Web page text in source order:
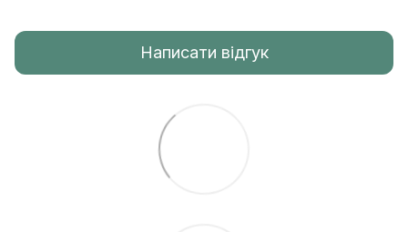
Написати відгук